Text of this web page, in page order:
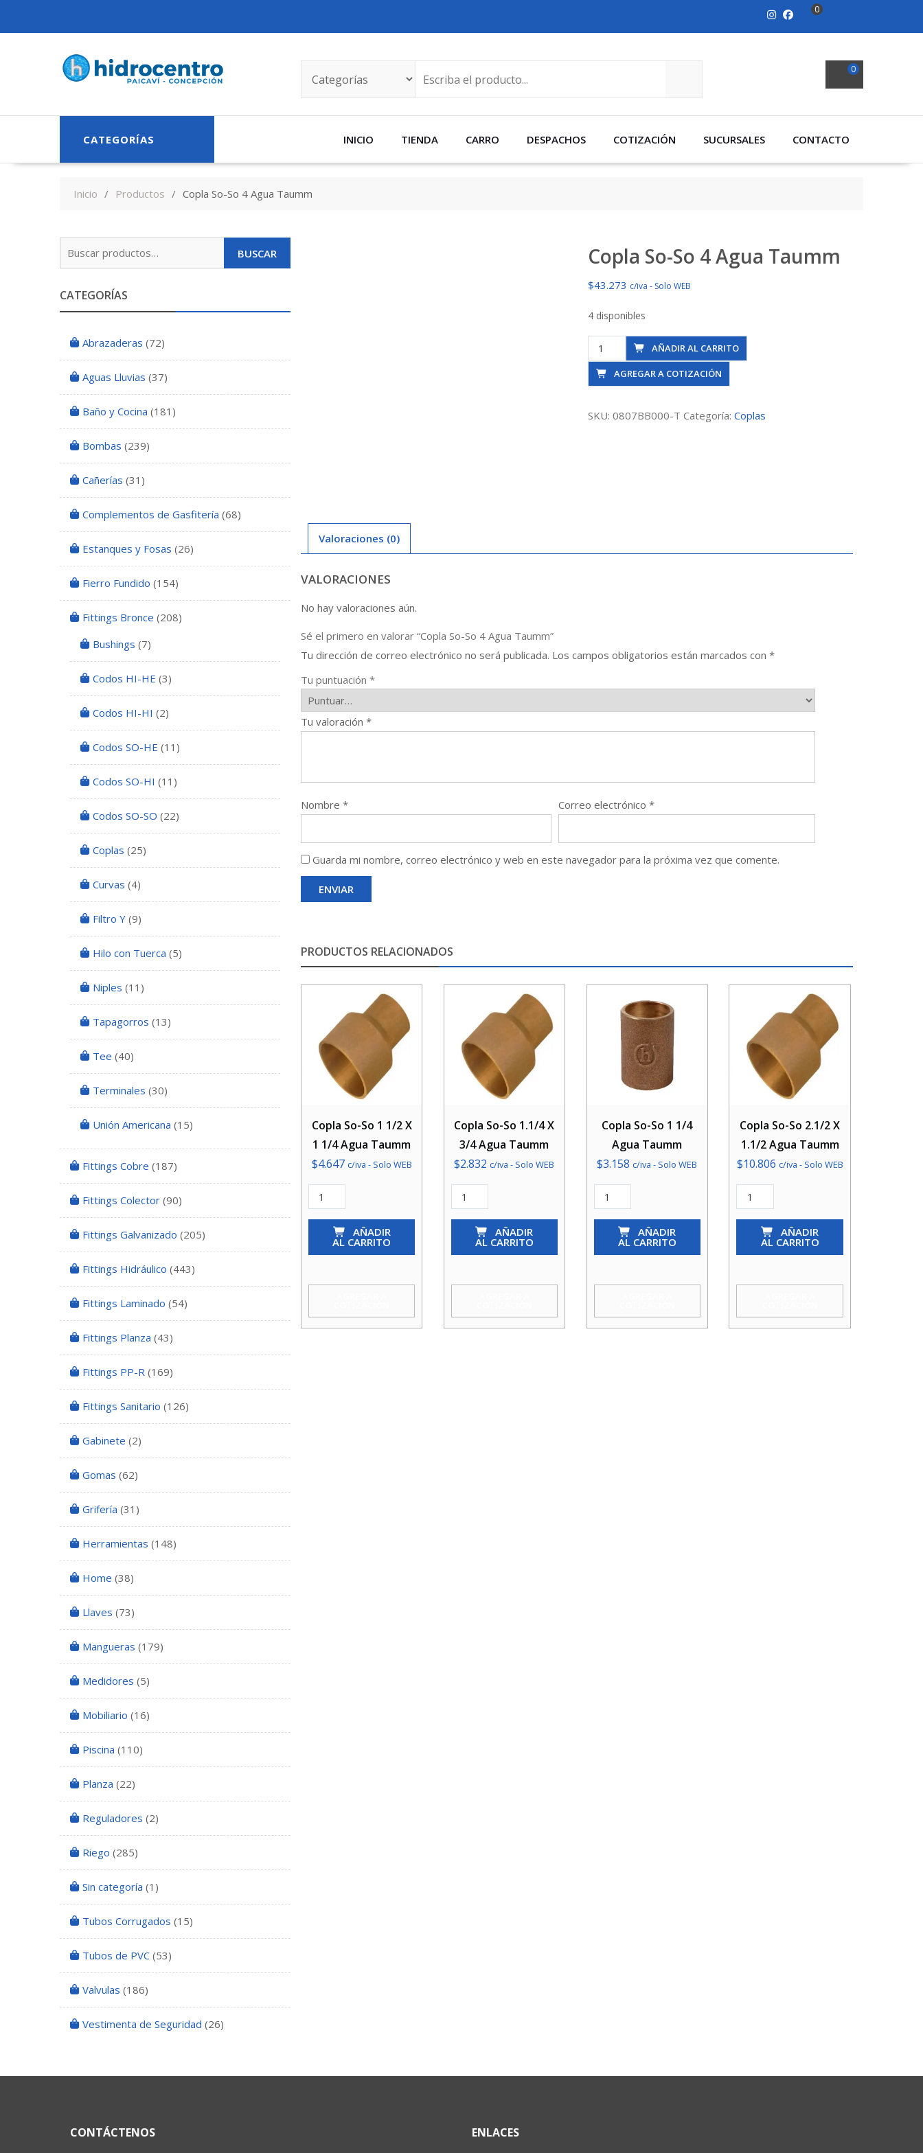
0
0
CATEGORÍAS INICIO TIENDA CARRO DESPACHOS COTIZACIÓN SUCURSALES CONTACTO
Inicio Productos Copla So-So 4 Agua Taumm
Copla So-So 4 Agua Taumm
$43.273 c/iva - Solo WEB
4 disponibles
Copla
So-
So
Agua
AÑADIR AL CARRITO
AGREGAR A COTIZACIÓN
SKU:0807BB000-T Categoría:Coplas
Valoraciones (0)
VALORACIONES
No hay valoraciones aún.
Sé el primero en valorar “Copla So-So 4 Agua Taumm”
Tu dirección de correo electrónico no será publicada. Los campos obligatorios están marcados con *
Tu puntuación *
Tu valoración *
Nombre * Correo electrónico *
Guarda mi nombre, correo electrónico y web en este navegador para la próxima vez que comente.
PRODUCTOS RELACIONADOS
Copla So-So 1 1/2 X
1 1/4 Agua Taumm
$4.647 c/iva - Solo WEB
Copla
So-
X
1/4
AÑADIR
AL CARRITO
Copla So-So 1.1/4 X
3/4 Agua Taumm
$2.832 c/iva - Solo WEB
Copla
So-
3/4
Taumm
AÑADIR
AL CARRITO
Copla So-So 1 1/4
Agua Taumm
$3.158 c/iva - Solo WEB
Copla
So-
Agua
cantidad
AÑADIR
AL CARRITO
Copla So-So 2.1/2 X
1.1/2 Agua Taumm
$10.806 c/iva - Solo WEB
Copla
So-
1.1/2
Taumm
AÑADIR
AL CARRITO
BUSCAR
CATEGORÍAS
Abrazaderas (72)
Aguas Lluvias (37)
Baño y Cocina (181)
Bombas (239)
Cañerías (31)
Complementos de Gasfitería (68)
Estanques y Fosas (26)
Fierro Fundido (154)
Fittings Bronce (208)
Bushings (7)
Codos HI-HE (3)
Codos HI-HI (2)
Codos SO-HE (11)
Codos SO-HI (11)
Codos SO-SO (22)
Coplas (25)
Curvas (4)
Filtro Y (9)
Hilo con Tuerca (5)
Niples (11)
Tapagorros (13)
Tee (40)
Terminales (30)
Unión Americana (15)
Fittings Cobre (187)
Fittings Colector (90)
Fittings Galvanizado (205)
Fittings Hidráulico (443)
Fittings Laminado (54)
Fittings Planza (43)
Fittings PP-R (169)
Fittings Sanitario (126)
Gabinete (2)
Gomas (62)
Grifería (31)
Herramientas (148)
Home (38)
Llaves (73)
Mangueras (179)
Medidores (5)
Mobiliario (16)
Piscina (110)
Planza (22)
Reguladores (2)
Riego (285)
Sin categoría (1)
Tubos Corrugados (15)
Tubos de PVC (53)
Valvulas (186)
Vestimenta de Seguridad (26)
CONTÁCTENOS ENLACES